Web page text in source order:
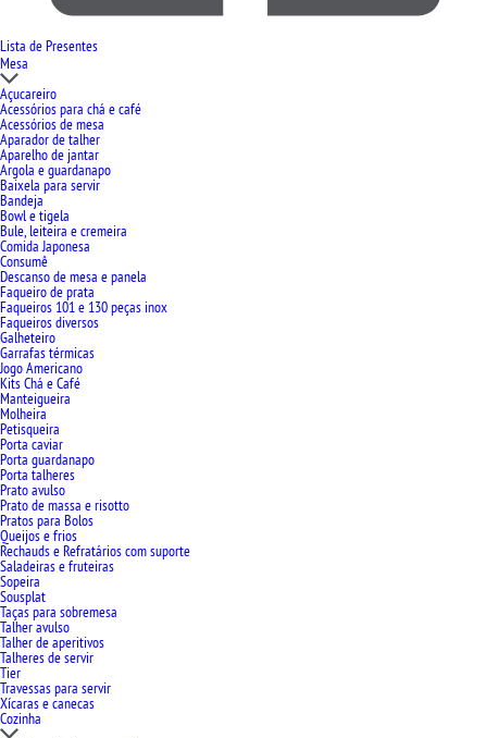
Lista de Presentes
Mesa
Açucareiro
Acessórios para chá e café
Acessórios de mesa
Aparador de talher
Aparelho de jantar
Argola e guardanapo
Baixela para servir
Bandeja
Bowl e tigela
Bule, leiteira e cremeira
Comida Japonesa
Consumê
Descanso de mesa e panela
Faqueiro de prata
Faqueiros 101 e 130 peças inox
Faqueiros diversos
Galheteiro
Garrafas térmicas
Jogo Americano
Kits Chá e Café
Manteigueira
Molheira
Petisqueira
Porta caviar
Porta guardanapo
Porta talheres
Prato avulso
Prato de massa e risotto
Pratos para Bolos
Queijos e frios
Rechauds e Refratários com suporte
Saladeiras e fruteiras
Sopeira
Sousplat
Taças para sobremesa
Talher avulso
Talher de aperitivos
Talheres de servir
Tier
Travessas para servir
Xícaras e canecas
Cozinha